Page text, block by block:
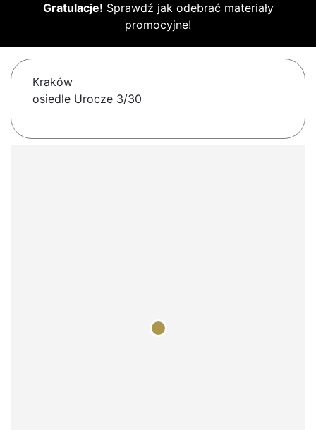
Gratulacje! Sprawdź jak odebrać materiały
promocyjne!
Kraków
osiedle Urocze 3/30